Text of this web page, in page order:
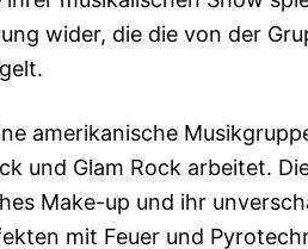
wider, die die von der
amerikanische
und Glam Rock arbeitet.
Make-up und ihr
mit Feuer und